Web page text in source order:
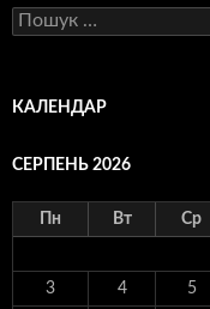
Пошук:
КАЛЕНДАР
СЕРПЕНЬ 2026
Пн Вт Ср
3 4 5